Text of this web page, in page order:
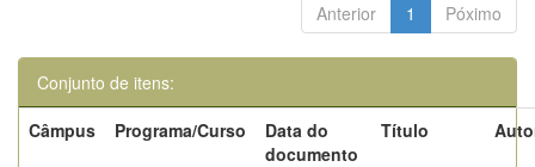
Anterior 1 Póximo
Conjunto de itens:
Câmpus
Programa/Curso
Data do
documento
Título